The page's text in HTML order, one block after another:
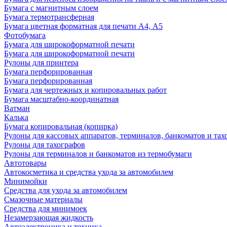
Бумага с магнитным слоем
Бумага термотрансферная
Бумага цветная форматная для печати А4, А5
Фотобумага
Бумага для широкоформатной печати
Бумага для широкоформатной печати
Рулоны для принтера
Бумага перфорированная
Бумага перфорированная
Бумага для чертежных и копировальных работ
Бумага масштабно-координатная
Ватман
Калька
Бумага копировальная (копирка)
Рулоны для кассовых аппаратов, терминалов, банкоматов и
Рулоны для тахографов
Рулоны для терминалов и банкоматов из термобумаги
Автотовары
Автокосметика и средства ухода за автомобилем
Минимойки
Средства для ухода за автомобилем
Смазочные материалы
Средства для минимоек
Незамерзающая жидкость